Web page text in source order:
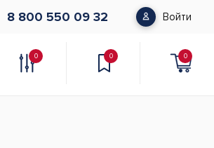
8 800 550 09 32 Войти
0 0 0